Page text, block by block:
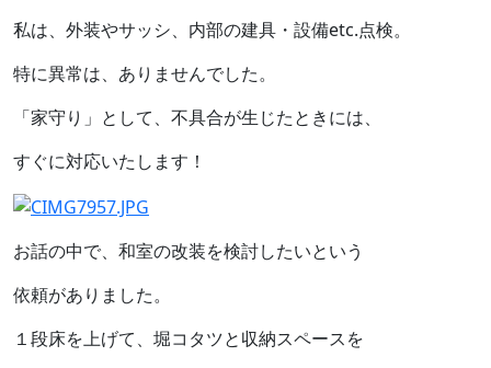
私は、外装やサッシ、内部の建具・設備etc.点検。
特に異常は、ありませんでした。
「家守り」として、不具合が生じたときには、
すぐに対応いたします！
お話の中で、和室の改装を検討したいという
依頼がありました。
１段床を上げて、堀コタツと収納スペースを